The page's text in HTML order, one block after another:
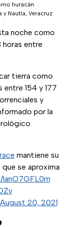
huracán
y Nautla, Veracruz.
noche como
horas entre
tierra como
154 y 177
y
por la
mantiene su
se aproxima
August 20, 2021